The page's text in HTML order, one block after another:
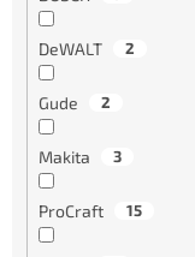
DeWALT 2
Gude 2
Makita 3
ProCraft 15